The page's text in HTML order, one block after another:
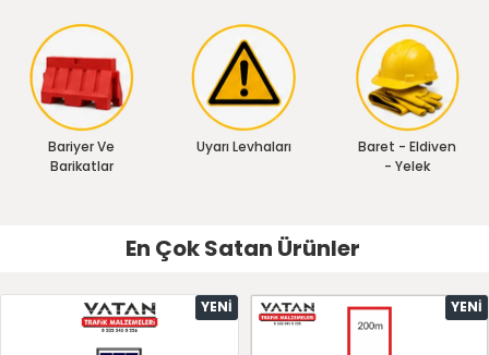
Bariyer Ve
Barikatlar
Uyarı Levhaları
Baret - Eldiven
- Yelek
En Çok Satan Ürünler
YENI YENI